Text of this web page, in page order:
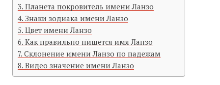
Планета покровитель имени Ланзо
Знаки зодиака имени Ланзо
Цвет имени Ланзо
Как правильно пишется имя Ланзо
Склонение имени Ланзо по падежам
Видео значение имени Ланзо